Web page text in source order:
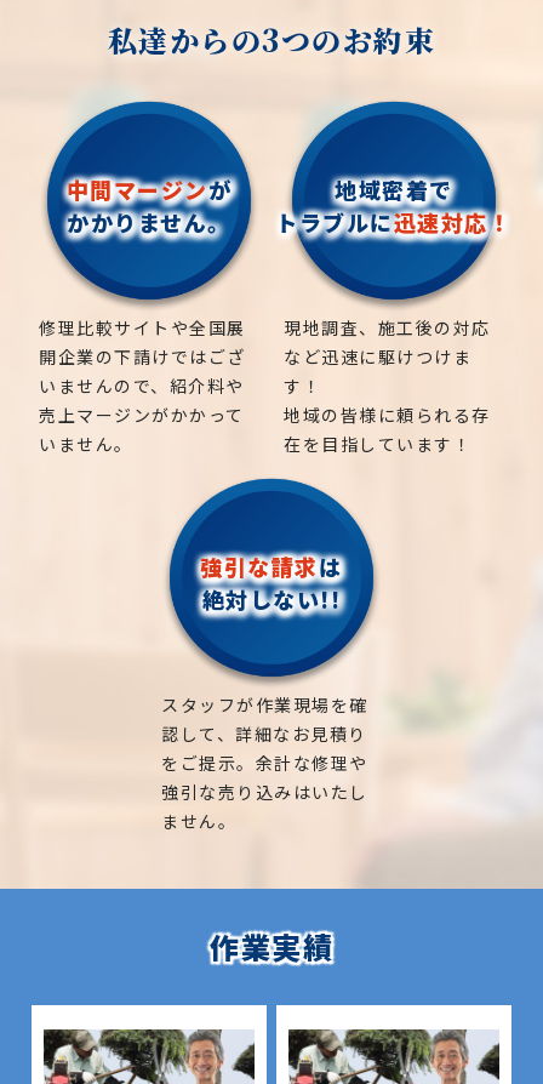
私達からの3つのお約束
中間マージンが
かかりません。
修理比較サイトや全国展
開企業の下請けではござ
いませんので、紹介料や
売上マージンがかかって
いません。
地域密着で
トラブルに迅速対応！
現地調査、施工後の対応
など迅速に駆けつけま
す！
地域の皆様に頼られる存
在を目指しています！
強引な請求は
絶対しない!!
スタッフが作業現場を確
認して、詳細なお見積り
をご提示。余計な修理や
強引な売り込みはいたし
ません。
作業実績